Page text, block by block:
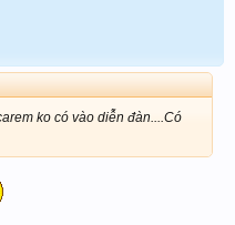
ko có vào diễn đàn....Có